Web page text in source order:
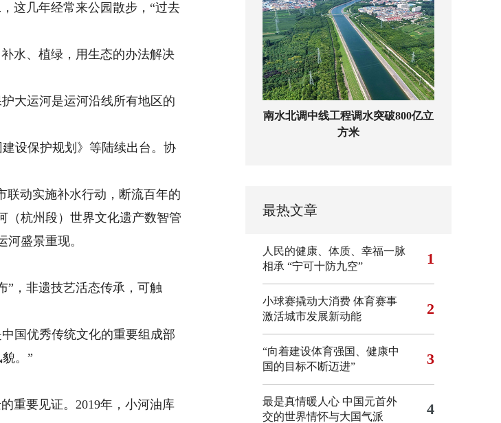
这几年经常来公园散步，“过去
水、植绿，用生态的办法解决
大运河是运河沿线所有地区的
设保护规划》等陆续出台。协
动实施补水行动，断流百年的
杭州段）世界文化遗产数智管
盛景重现。
，非遗技艺活态传承，可触
国优秀传统文化的重要组成部
。”
重要见证。2019年，小河油库
南水北调中线工程调水突破800亿立
方米
最热文章
人民的健康、体质、幸福一脉
相承 “宁可十防九空” 1
小球赛撬动大消费 体育赛事
激活城市发展新动能
2
“向着建设体育强国、健康中
国的目标不断迈进”
3
最是真情暖人心 中国元首外
交的世界情怀与大国气派
4